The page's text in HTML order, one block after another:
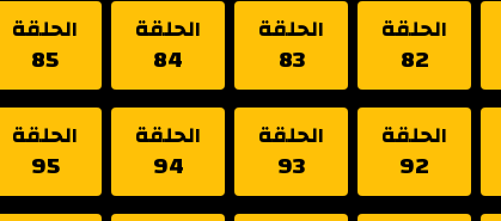
الحلقة
82
الحلقة
83
الحلقة
84
الحلقة
85
الحلقة
92
الحلقة
93
الحلقة
94
الحلقة
95